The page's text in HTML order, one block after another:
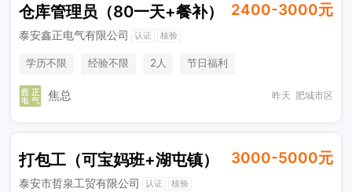
仓库管理员（80一天+餐补） 2400-3000元
泰安鑫正电气有限公司 认证 核验
学历不限 经验不限 2人 节日福利
焦总 昨天 肥城市区
打包工（可宝妈班+湖屯镇） 3000-5000元
泰安市哲泉工贸有限公司 认证 核验